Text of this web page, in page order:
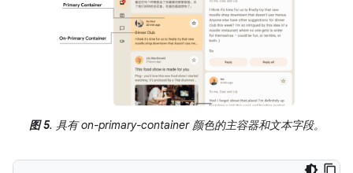
图 5. 具有 on-primary-container 颜色的主容器和文本字段。